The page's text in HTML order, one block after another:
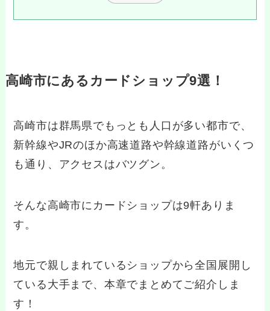
高崎市にあるカードショップ9選！
高崎市は群馬県でもっとも人口が多い都市で、
新幹線やJRのほか高速道路や幹線道路がいくつ
も通り、アクセスはバツグン。
そんな高崎市にカードショップは9軒ありま
す。
地元で親しまれているショップから全国展開し
ている大手まで、本章でまとめてご紹介しま
す！